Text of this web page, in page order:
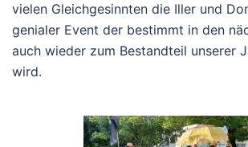
vielen Gleichgesinnten die Iller und
genialer Event der bestimmt in den
auch wieder zum Bestandteil unserer
wird.